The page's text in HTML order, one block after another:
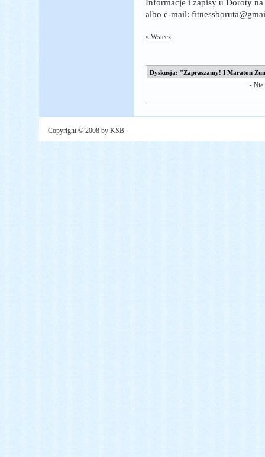
Informacje i zapisy u Doroty
albo e-mail:
« Wstecz
Dyskusja: "Zapraszamy! I Maraton
- Nie
Copyright © 2008 by KSB